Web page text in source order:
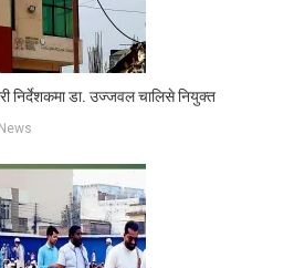
निर्देशकमा डा. उज्जवल चालिसे नियुक्त